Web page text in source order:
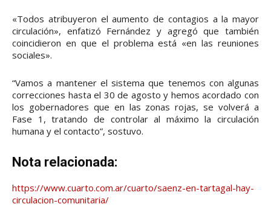
«Todos atribuyeron el aumento de contagios a la mayor
circulación», enfatizó Fernández y agregó que también
coincidieron en que el problema está «en las reuniones
sociales».
“Vamos a mantener el sistema que tenemos con algunas
correcciones hasta el 30 de agosto y hemos acordado con
los gobernadores que en las zonas rojas, se volverá a
Fase 1, tratando de controlar al máximo la circulación
humana y el contacto”, sostuvo.
Nota relacionada:
https://www.cuarto.com.ar/cuarto/saenz-en-tartagal-hay-
circulacion-comunitaria/